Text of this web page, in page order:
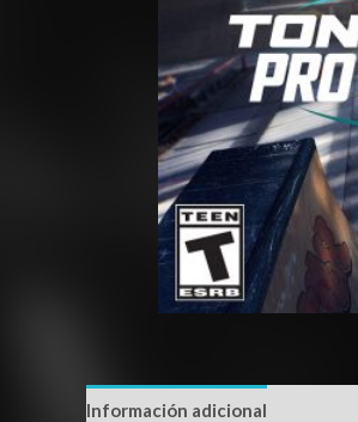
Información adicional